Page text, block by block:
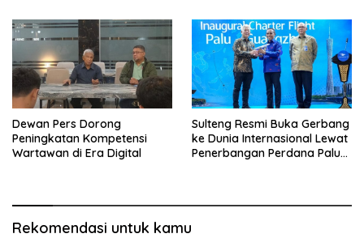
Dewan Pers Dorong
Peningkatan Kompetensi
Wartawan di Era Digital
Sulteng Resmi Buka Gerbang
ke Dunia Internasional Lewat
Penerbangan Perdana Palu-
Rekomendasi untuk kamu